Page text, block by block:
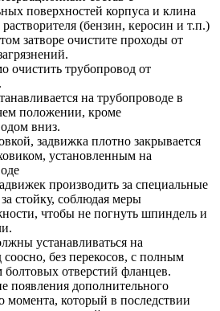
поверхностей корпуса и клина
(бензин, керосин и т.п.)
затворе очистите проходы от
очистить трубопровод от
на трубопроводе в
положении, кроме
вниз.
задвижка плотно закрывается
установленным на
производить за специальные
стойку, соблюдая меры
чтобы не погнуть шпиндель и
устанавливаться на
соосно, без перекосов, с полным
болтовых отверстий фланцев.
появления дополнительного
момента, который в последствии